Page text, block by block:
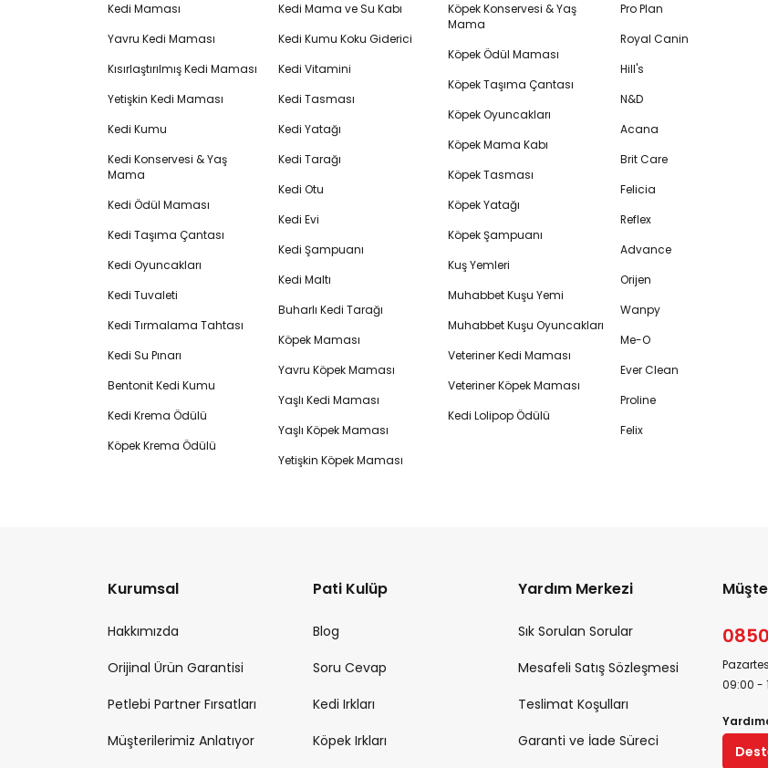
Kedi Maması
Yavru Kedi Maması
Kısırlaştırılmış Kedi Maması
Yetişkin Kedi Maması
Kedi Kumu
Kedi Konservesi & Yaş
Mama
Kedi Ödül Maması
Kedi Taşıma Çantası
Kedi Oyuncakları
Kedi Tuvaleti
Kedi Tırmalama Tahtası
Kedi Su Pınarı
Bentonit Kedi Kumu
Kedi Krema Ödülü
Köpek Krema Ödülü
Kedi Mama ve Su Kabı
Kedi Kumu Koku Giderici
Kedi Vitamini
Kedi Tasması
Kedi Yatağı
Kedi Tarağı
Kedi Otu
Kedi Evi
Kedi Şampuanı
Kedi Maltı
Buharlı Kedi Tarağı
Köpek Maması
Yavru Köpek Maması
Yaşlı Kedi Maması
Yaşlı Köpek Maması
Yetişkin Köpek Maması
Köpek Konservesi & Yaş
Mama
Köpek Ödül Maması
Köpek Taşıma Çantası
Köpek Oyuncakları
Köpek Mama Kabı
Köpek Tasması
Köpek Yatağı
Köpek Şampuanı
Kuş Yemleri
Muhabbet Kuşu Yemi
Muhabbet Kuşu Oyuncakları
Veteriner Kedi Maması
Veteriner Köpek Maması
Kedi Lolipop Ödülü
Pro Plan
Royal Canin
Hill's
N&D
Acana
Brit Care
Felicia
Reflex
Advance
Orijen
Wanpy
Me-O
Ever Clean
Proline
Felix
Kurumsal
Hakkımızda
Orijinal Ürün Garantisi
Petlebi Partner Fırsatları
Müşterilerimiz Anlatıyor
Pati Kulüp
Blog
Soru Cevap
Kedi Irkları
Köpek Irkları
Yardım Merkezi
Sık Sorulan Sorular
Mesafeli Satış Sözleşmesi
Teslimat Koşulları
Garanti ve İade Süreci
09:00 -